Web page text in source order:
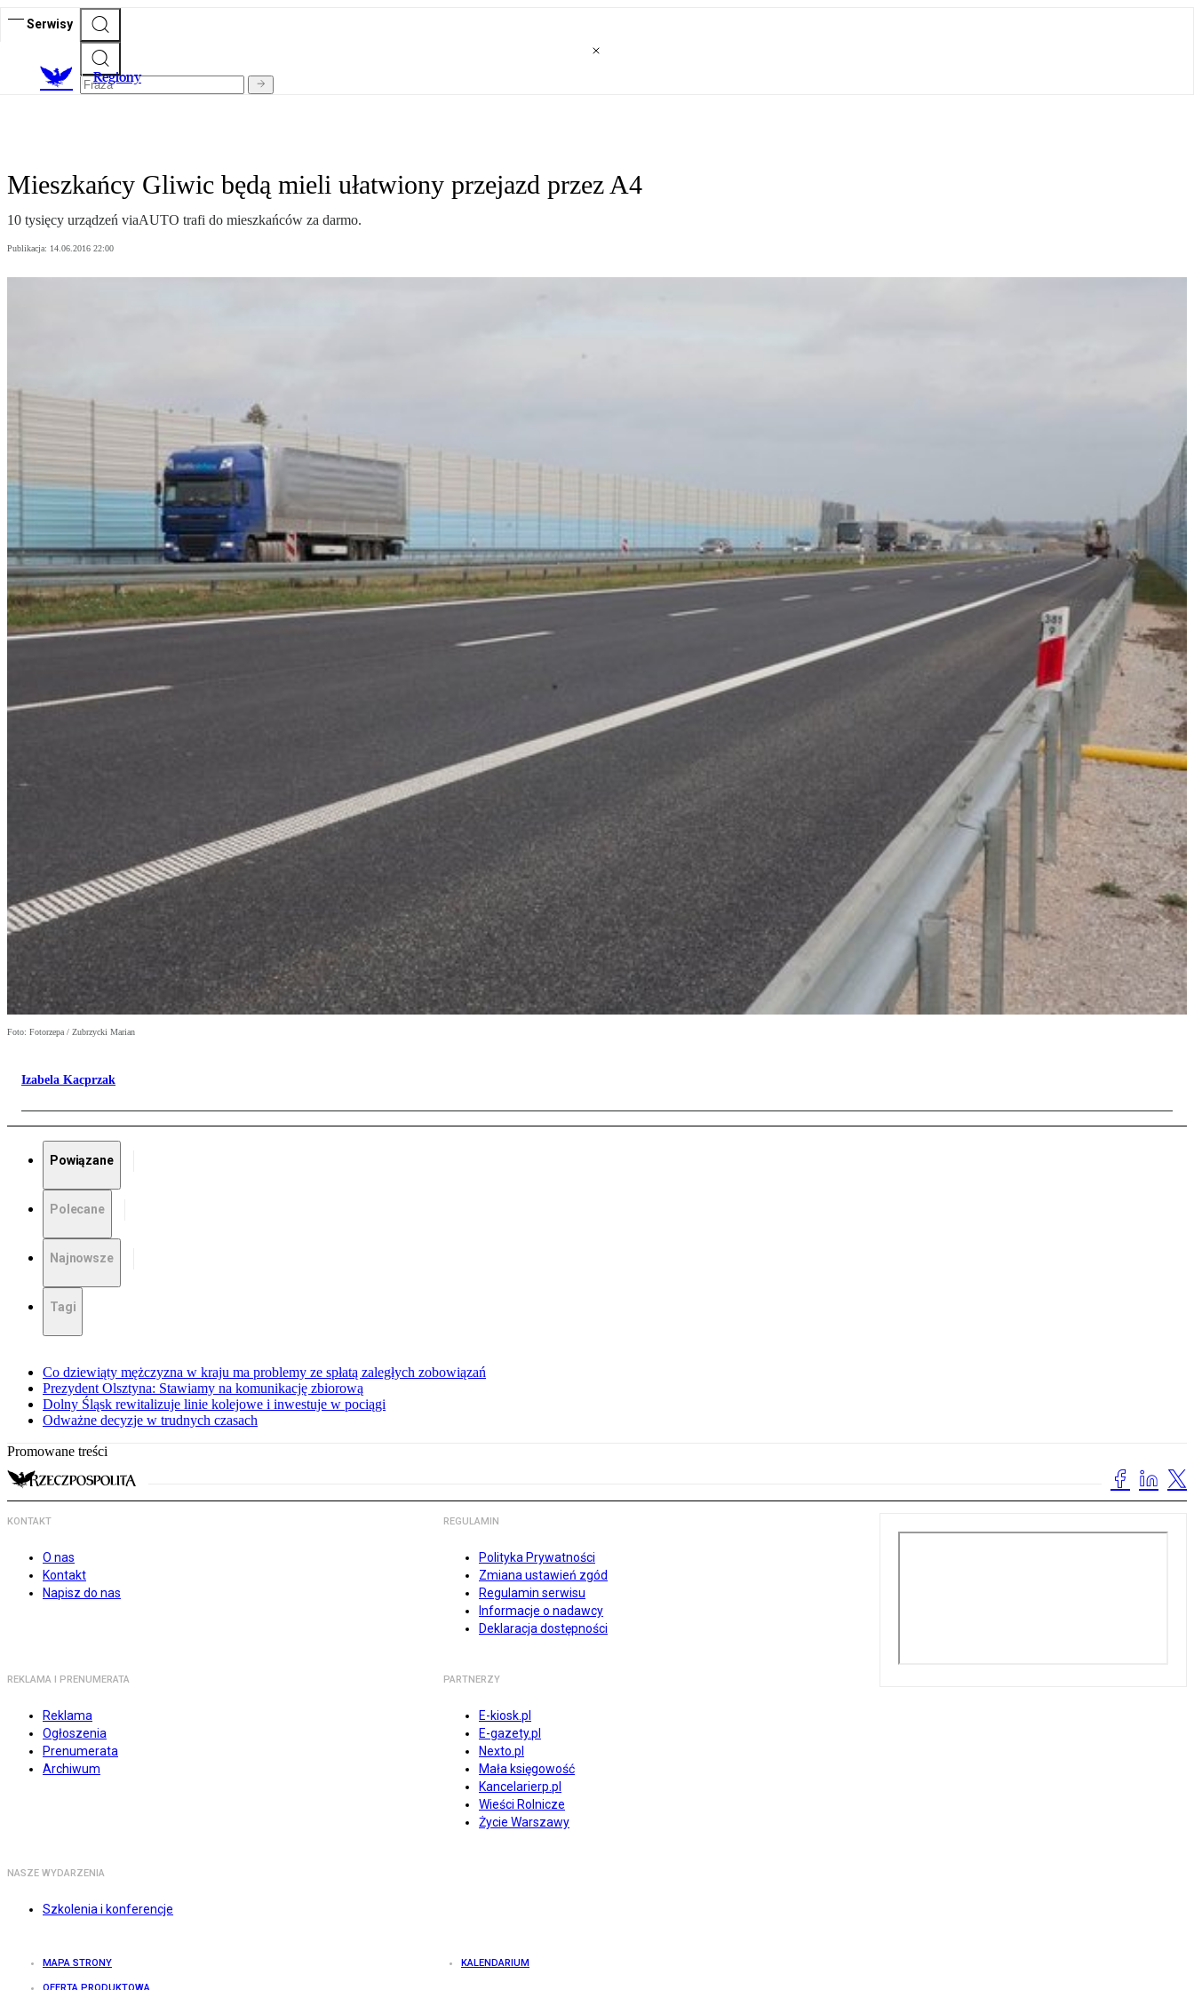
Serwisy
Regiony
Mieszkańcy Gliwic będą mieli ułatwiony przejazd przez A4
10 tysięcy urządzeń viaAUTO trafi do mieszkańców za darmo.
Publikacja: 14.06.2016 22:00
Foto: Fotorzepa / Zubrzycki Marian
Izabela Kacprzak
Powiązane
Polecane
Najnowsze
Tagi
Co dziewiąty mężczyzna w kraju ma problemy ze spłatą zaległych zobowiązań
Prezydent Olsztyna: Stawiamy na komunikację zbiorową
Dolny Śląsk rewitalizuje linie kolejowe i inwestuje w pociągi
Odważne decyzje w trudnych czasach
Promowane treści
KONTAKT
O nas
Kontakt
Napisz do nas
REGULAMIN
Polityka Prywatności
Zmiana ustawień zgód
Regulamin serwisu
Informacje o nadawcy
Deklaracja dostępności
REKLAMA I PRENUMERATA
Reklama
Ogłoszenia
Prenumerata
Archiwum
PARTNERZY
E-kiosk.pl
E-gazety.pl
Nexto.pl
Mała księgowość
Kancelarierp.pl
Wieści Rolnicze
Życie Warszawy
NASZE WYDARZENIA
Szkolenia i konferencje
MAPA STRONY KALENDARIUM